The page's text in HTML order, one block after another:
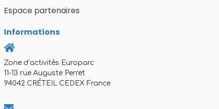
Espace partenaires
Informations
Zone d’activités Europarc
11-13 rue Auguste Perret
94042 CRÉTEIL CEDEX France